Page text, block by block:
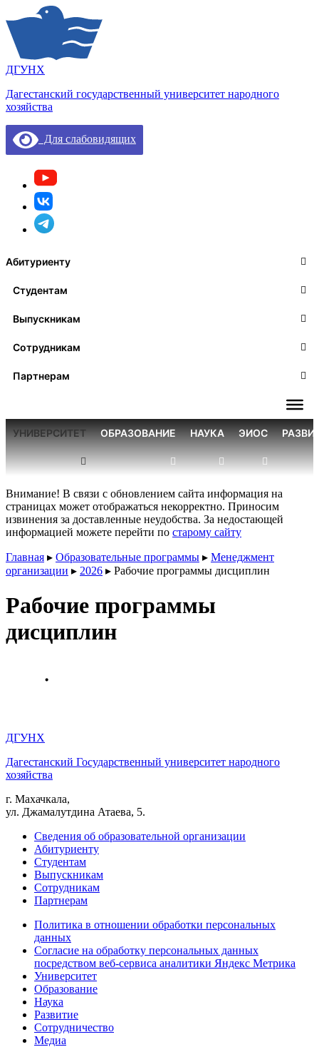
ДГУНХ
Дагестанский государственный университет народного
хозяйства
Для слабовидящих
Абитуриенту
Студентам
Выпускникам
Сотрудникам
Партнерам
УНИВЕРСИТЕТ ОБРАЗОВАНИЕ НАУКА ЭИОС
Внимание! В связи с обновлением сайта информация на
страницах может отображаться некорректно. Приносим
извинения за доставленные неудобства. За недостающей
информацией можете перейти по старому сайту
Главная ▸ Образовательные программы ▸ Менеджмент
организации ▸ 2026 ▸ Рабочие программы дисциплин
Рабочие программы
дисциплин
ДГУНХ
Дагестанский Государственный университет народного
хозяйства
г. Махачкала,
ул. Джамалутдина Атаева, 5.
Сведения об образовательной организации
Абитуриенту
Студентам
Выпускникам
Сотрудникам
Партнерам
Политика в отношении обработки персональных
данных
Согласие на обработку персональных данных
посредством веб-сервиса аналитики Яндекс Метрика
Университет
Образование
Наука
Развитие
Сотрудничество
Медиа